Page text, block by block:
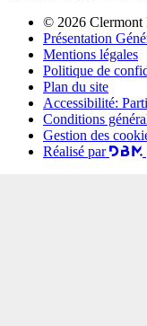
© 2026 Clermont
Présentation
Mentions légales
Politique de
Plan du site
Accessibilité:
Conditions
Gestion des
Réalisé par